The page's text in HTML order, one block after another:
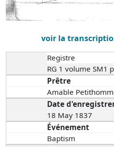
voir la
Registre
RG 1 volume SM1
Prêtre
Amable
Date
18 May 1837
Événement
Baptism